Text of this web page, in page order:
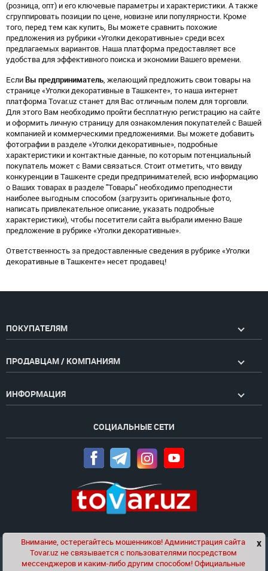
(розница, опт) и его ключевые параметры и характеристики. А также
сгруппировать позиции по цене, новизне или популярности. Кроме
того, перед тем как купить, Вы можете сравнить похожие
предложения из рубрики «Уголки декоративные» среди всех
предлагаемых вариантов. Наша платформа предоставляет все
удобства для эффективного поиска и экономии Вашего времени.
Если Вы предприниматель , желающий предложить свои товары на
странице «Уголки декоративные в Ташкенте», то наша интернет
платформа Tovar.uz станет для Вас отличным полем для торговли.
Для этого Вам необходимо пройти бесплатную регистрацию на сайте
и оформить личную страницу для ознакомления покупателей с Вашей
компанией и коммерческими предложениями. Вы можете добавить
фотографии в разделе «Уголки декоративные», подробные
характеристики и контактные данные, по которым потенциальный
покупатель может с Вами связаться. Стоит отметить, что ввиду
конкуренции в Ташкенте среди предпринимателей, всю информацию
о Ваших товарах в разделе "Товары" необходимо преподнести
наиболее выгодным способом (загрузить оригинальные фото,
написать привлекательное описание, указать подробные
характеристики), чтобы посетители сайта выбрали именно Ваше
предложение в рубрике «Уголки декоративные».
Ответственность за предоставленные сведения в рубрике «Уголки
декоративные в Ташкенте» несет продавец!
ПОКУПАТЕЛЯМ
ПРОДАВЦАМ / КОМПАНИЯМ
ИНФОРМАЦИЯ
СОЦИАЛЬНЫЕ СЕТИ
Проект компанииGolden Pages
Чат x
Внимание, остерегайтесь мошенников! Администрация сайта
Tovar.uz не связывается с пользователями посредством
мессенджеров и каким-либо другим способом! Официальные